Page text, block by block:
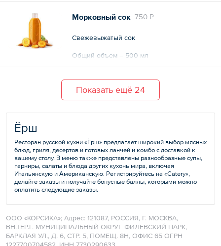
750 ₽
Морковный сок
Свежевыжатый сок
Общий объем – 500 мл
Показать ещё 24
Ёрш
Ресторан русской кухни «Ёрш» предлагает широкий выбор мясных
блюд, гриля, десертов и готовых ланчей и комбо с доставкой к
вашему столу. В меню также представлены разнообразные супы,
гарниры, салаты и блюда других кухонь мира, включая
Итальянскую и Американскую. Регистрируйтесь на «Catery»,
делайте заказы и получайте бонусные баллы, которыми можно
оплатить следующие заказы.
ООО «КОРСИКА»; Адрес: 121087, РОССИЯ, Г. МОСКВА,
ВН.ТЕР.Г. МУНИЦИПАЛЬНЫЙ ОКРУГ ФИЛЕВСКИЙ ПАРК,
БАРКЛАЯ УЛ., Д. 6, СТР. 5, ПОМЕЩ. 8Н, ОФИС 65 ОГРН
1227700704582, ИНН 7730290633